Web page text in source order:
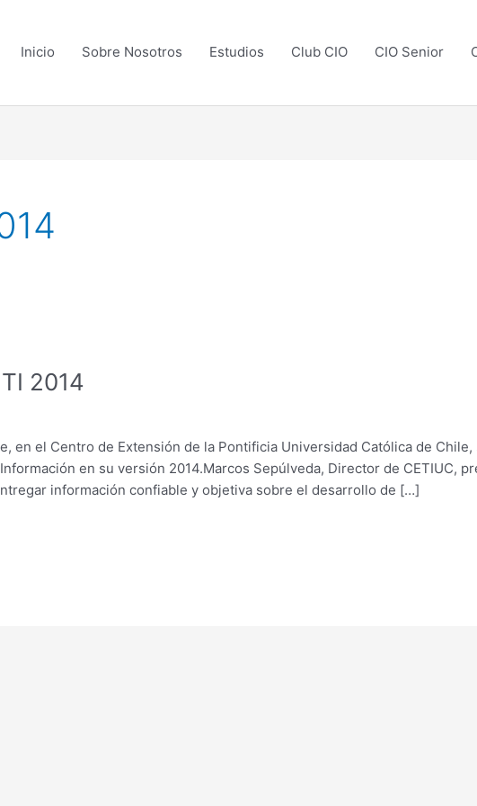
Inicio Sobre Nosotros Estudios Club CIO CIO Senior
2014
en el Centro de Extensión de la Pontificia Universidad Católica de
en su versión 2014.Marcos Sepúlveda, Director de CETIUC,
información confiable y objetiva sobre el desarrollo de […]